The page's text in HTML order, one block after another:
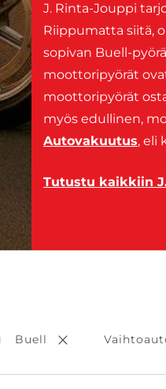
J. Rinta-Jouppi
Riippumatta siitä,
sopivan Buell-
moottoripyörät
moottoripyörät
myös edullinen,
Autovakuutus, eli
Tutustu kaikkiin
valinta
Buell Poista valinta